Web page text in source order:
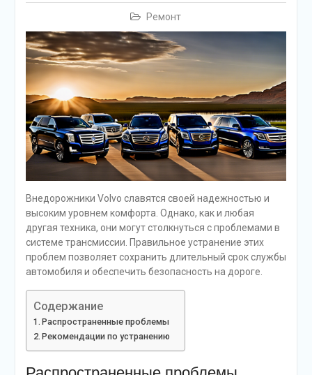
Ремонт
Внедорожники Volvo славятся своей надежностью и
высоким уровнем комфорта. Однако, как и любая
другая техника, они могут столкнуться с проблемами в
системе трансмиссии. Правильное устранение этих
проблем позволяет сохранить длительный срок службы
автомобиля и обеспечить безопасность на дороге.
Содержание
Распространенные проблемы
Рекомендации по устранению